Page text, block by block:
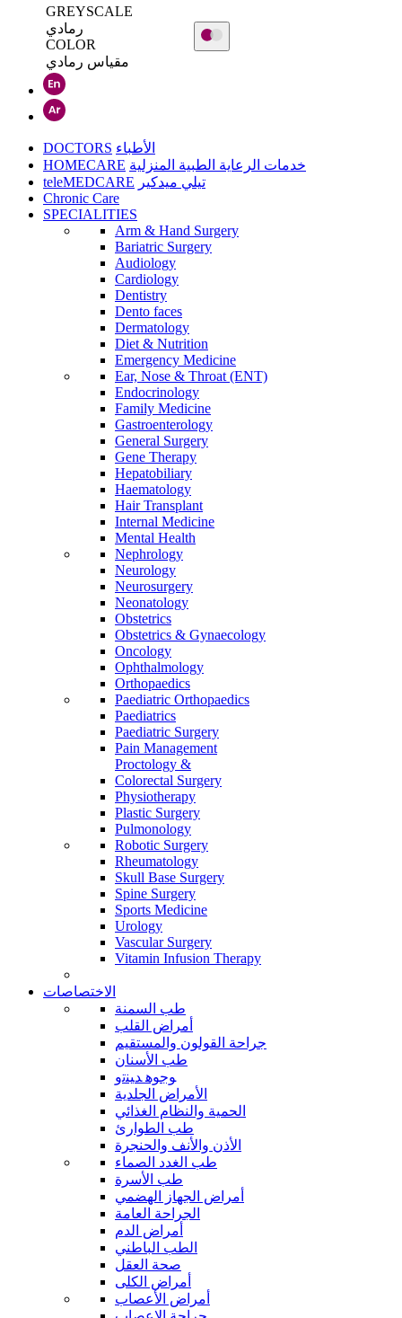
GREYSCALE
رمادي
COLOR
مقياس رمادي
DOCTORS الأطباء
HOMECARE خدمات الرعاية الطبية المنزلية
teleMEDCARE تيلي ميدكير
Chronic Care
SPECIALITIES
Arm & Hand Surgery
Bariatric Surgery
Audiology
Cardiology
Dentistry
Dento faces
Dermatology
Diet & Nutrition
Emergency Medicine
Ear, Nose & Throat (ENT)
Endocrinology
Family Medicine
Gastroenterology
General Surgery
Gene Therapy
Hepatobiliary
Haematology
Hair Transplant
Internal Medicine
Mental Health
Nephrology
Neurology
Neurosurgery
Neonatology
Obstetrics
Obstetrics & Gynaecology
Oncology
Ophthalmology
Orthopaedics
Paediatric Orthopaedics
Paediatrics
Paediatric Surgery
Pain Management
Proctology &
Colorectal Surgery
Physiotherapy
Plastic Surgery
Pulmonology
Robotic Surgery
Rheumatology
Skull Base Surgery
Spine Surgery
Sports Medicine
Urology
Vascular Surgery
Vitamin Infusion Therapy
الاختصاصات
طب السمنة
أمراض القلب
جراحة القولون والمستقيم
طب الأسنان
ﻮﺟﻮﻫ ﺪﻴﻨﺗﻭ
الأمراض الجلدية
الحمية والنظام الغذائي
طب الطوارئ
الأذن والأنف والحنجرة
طب الغدد الصماء
طب الأسرة
أمراض الجهاز الهضمي
الجراحة العامة
أمراض الدم
الطب الباطني
صحة العقل
أمراض الكلى
أمراض الأعصاب